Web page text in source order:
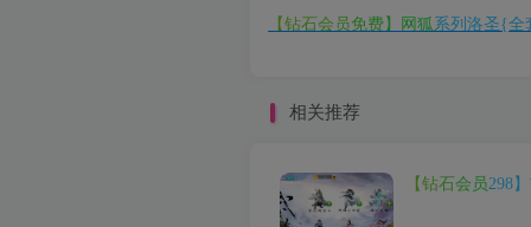
【钻石会员免费】网狐系列洛圣{
相关推荐
【钻石会员298